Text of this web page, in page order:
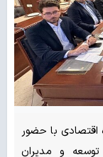
اقتصادی با حضور
و مدیران